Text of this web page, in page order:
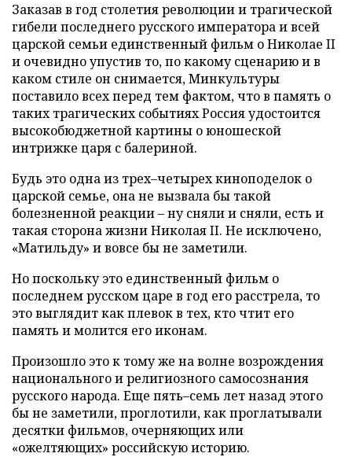
Заказав в год столетия революции и трагической
гибели последнего русского императора и всей
царской семьи единственный фильм о Николае II
и очевидно упустив то, по какому сценарию и в
каком стиле он снимается, Минкультуры
поставило всех перед тем фактом, что в память о
таких трагических событиях Россия удостоится
высокобюджетной картины о юношеской
интрижке царя с балериной.
Будь это одна из трех–четырех киноподелок о
царской семье, она не вызвала бы такой
болезненной реакции – ну сняли и сняли, есть и
такая сторона жизни Николая II. Не исключено,
«Матильду» и вовсе бы не заметили.
Но поскольку это единственный фильм о
последнем русском царе в год его расстрела, то
это выглядит как плевок в тех, кто чтит его
память и молится его иконам.
Произошло это к тому же на волне возрождения
национального и религиозного самосознания
русского народа. Еще пять–семь лет назад этого
бы не заметили, проглотили, как проглатывали
десятки фильмов, очерняющих или
«ожелтяющих» российскую историю.